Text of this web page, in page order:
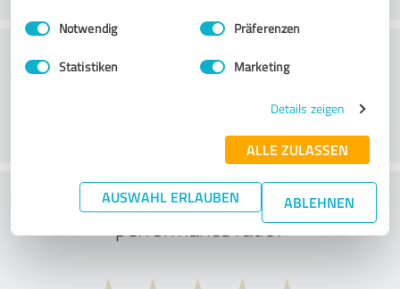
Impressum Datenschutzbestimmungen
Einwilligungsauswahl
Notwendig Präferenzen
Statistiken Marketing
Details zeigen
ALLE ZULASSEN
AUSWAHL ERLAUBEN ABLEHNEN
What do you think of the price to
performance ratio?